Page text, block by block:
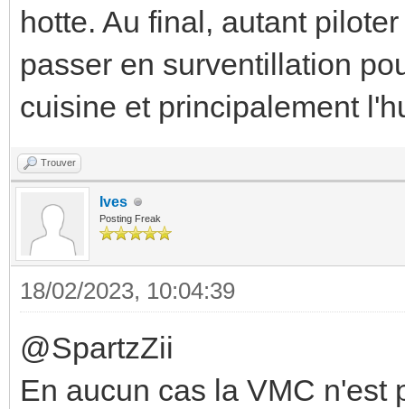
hotte. Au final, autant
passer en surventillation
cuisine et principalement
Trouver
Ives
Posting Freak
18/02/2023, 10:04:39
@SpartzZii
En aucun cas la VMC n'est